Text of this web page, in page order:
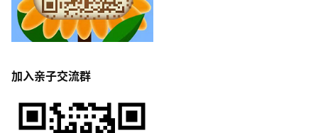
加入亲子交流群